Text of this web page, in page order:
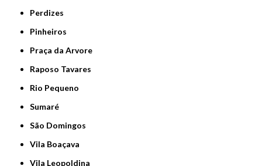
Perdizes
Pinheiros
Praça da Arvore
Raposo Tavares
Rio Pequeno
Sumaré
São Domingos
Vila Boaçava
Vila Leopoldina